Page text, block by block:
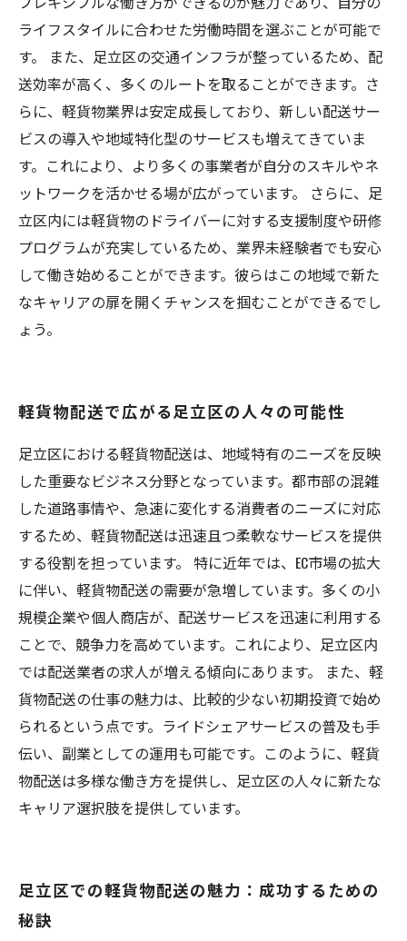
ライフスタイルに合わせた労働時間を選ぶことが可能で
す。 また、足立区の交通インフラが整っているため、配
送効率が高く、多くのルートを取ることができます。さ
らに、軽貨物業界は安定成長しており、新しい配送サー
ビスの導入や地域特化型のサービスも増えてきていま
す。これにより、より多くの事業者が自分のスキルやネ
ットワークを活かせる場が広がっています。 さらに、足
立区内には軽貨物のドライバーに対する支援制度や研修
プログラムが充実しているため、業界未経験者でも安心
して働き始めることができます。彼らはこの地域で新た
なキャリアの扉を開くチャンスを掴むことができるでし
ょう。
軽貨物配送で広がる足立区の人々の可能性
足立区における軽貨物配送は、地域特有のニーズを反映
した重要なビジネス分野となっています。都市部の混雑
した道路事情や、急速に変化する消費者のニーズに対応
するため、軽貨物配送は迅速且つ柔軟なサービスを提供
する役割を担っています。 特に近年では、EC市場の拡大
に伴い、軽貨物配送の需要が急増しています。多くの小
規模企業や個人商店が、配送サービスを迅速に利用する
ことで、競争力を高めています。これにより、足立区内
では配送業者の求人が増える傾向にあります。 また、軽
貨物配送の仕事の魅力は、比較的少ない初期投資で始め
られるという点です。ライドシェアサービスの普及も手
伝い、副業としての運用も可能です。このように、軽貨
物配送は多様な働き方を提供し、足立区の人々に新たな
キャリア選択肢を提供しています。
足立区での軽貨物配送の魅力：成功するための
秘訣